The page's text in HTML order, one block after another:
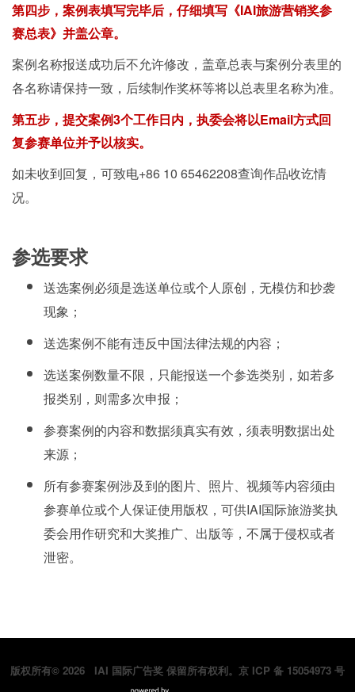
第四步，案例表填写完毕后，仔细填写《IAI旅游营销奖参
赛总表》并盖公章。
案例名称报送成功后不允许修改，盖章总表与案例分表里的
各名称请保持一致，后续制作奖杯等将以总表里名称为准。
第五步，提交案例3个工作日内，执委会将以Email方式回
复参赛单位并予以核实。
如未收到回复，可致电+86 10 65462208查询作品收讫情
况。
参选要求
送选案例必须是选送单位或个人原创，无模仿和抄袭
现象；
送选案例不能有违反中国法律法规的内容；
选送案例数量不限，只能报送一个参选类别，如若多
报类别，则需多次申报；
参赛案例的内容和数据须真实有效，须表明数据出处
来源；
所有参赛案例涉及到的图片、照片、视频等内容须由
参赛单位或个人保证使用版权，可供IAI国际旅游奖执
委会用作研究和大奖推广、出版等，不属于侵权或者
泄密。
版权所有© 2026 IAI 国际广告奖 保留所有权利。京 ICP 备 15054973 号